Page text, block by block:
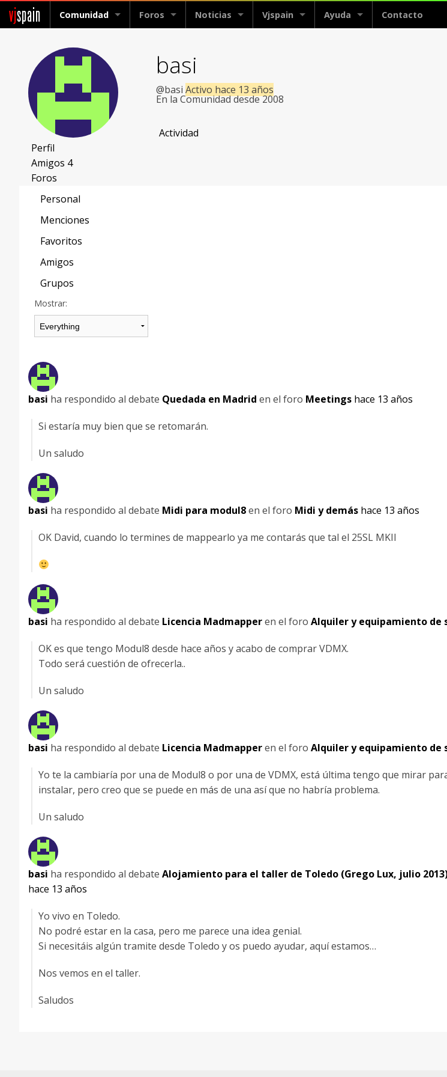
vjspain Comunidad Foros Noticias Vjspain Ayuda Contacto
basi
@basi Activo hace 13 años
En la Comunidad desde 2008
Actividad
Perfil
Amigos 4
Foros
Personal
Menciones
Favoritos
Amigos
Grupos
Mostrar:
basi ha respondido al debate Quedada en Madrid en el foro Meetings hace 13 años
Si estaría muy bien que se retomarán.
Un saludo
basi ha respondido al debate Midi para modul8en el foro Midi y demás hace 13 años
OK David, cuando lo termines de mappearlo ya me contarás que tal el 25SL MKII
basi ha respondido al debate Licencia Madmapperen el foro Alquiler y equipamiento de
OK es que tengo Modul8 desde hace años y acabo de comprar VDMX.
Todo será cuestión de ofrecerla..
Un saludo
basi ha respondido al debate Licencia Madmapperen el foro Alquiler y equipamiento de
Yo te la cambiaría por una de Modul8 o por una de VDMX, está última tengo que mirar
instalar, pero creo que se puede en más de una así que no habría problema.
Un saludo
basi ha respondido al debate Alojamiento para el taller de Toledo (Grego Lux, julio
hace 13 años
Yo vivo en Toledo.
No podré estar en la casa, pero me parece una idea genial.
Si necesitáis algún tramite desde Toledo y os puedo ayudar, aquí estamos…
Nos vemos en el taller.
Saludos